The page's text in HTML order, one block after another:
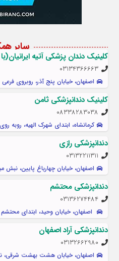
سایر
کلینیک دندان پزشکی آتیه
03134366663
اصفهان، خیابان پنج آذر، روبروی فرعی 25، کلينيک دندانپزشکی آتیه ایرانیان
کلینیک دندانپزشکی ثامن
08338283038
کرمانشاه، ابتدای شهرک الهیه، روبه
دندانپزشکی رازی
03132211311
اصفهان، خیابان چهارباغ پایین، نبش
دندانپزشکی محتشم
03136274484
اصفهان، خیابان وحید، ابتدای
دندانپزشکی آراد اصفهان
03132662980
اصفهان، خیابان هشت بهشت شرقی،